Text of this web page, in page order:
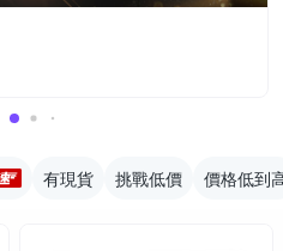
有現貨 挑戰低價 價格低到